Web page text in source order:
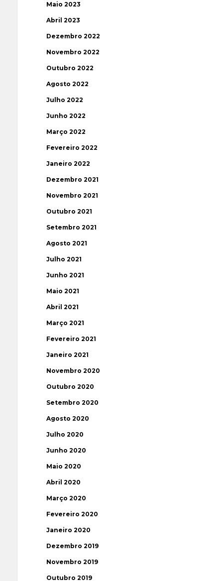
Maio 2023
Abril 2023
Dezembro 2022
Novembro 2022
Outubro 2022
Agosto 2022
Julho 2022
Junho 2022
Março 2022
Fevereiro 2022
Janeiro 2022
Dezembro 2021
Novembro 2021
Outubro 2021
Setembro 2021
Agosto 2021
Julho 2021
Junho 2021
Maio 2021
Abril 2021
Março 2021
Fevereiro 2021
Janeiro 2021
Novembro 2020
Outubro 2020
Setembro 2020
Agosto 2020
Julho 2020
Junho 2020
Maio 2020
Abril 2020
Março 2020
Fevereiro 2020
Janeiro 2020
Dezembro 2019
Novembro 2019
Outubro 2019